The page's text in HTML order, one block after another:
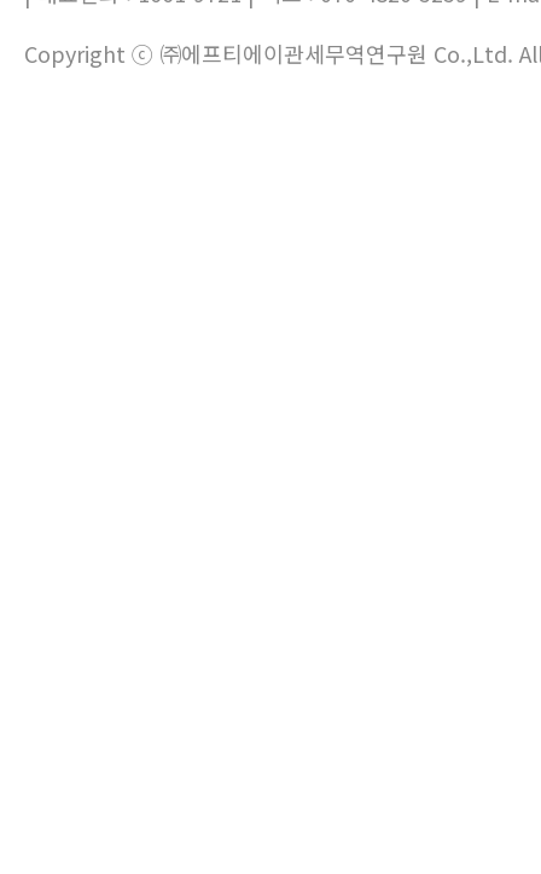
Copyright ⓒ ㈜에프티에이관세무역연구원 Co.,Ltd.